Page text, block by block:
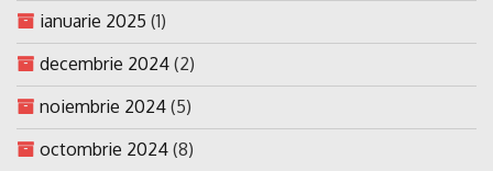
ianuarie 2025 (1)
decembrie 2024 (2)
noiembrie 2024 (5)
octombrie 2024 (8)